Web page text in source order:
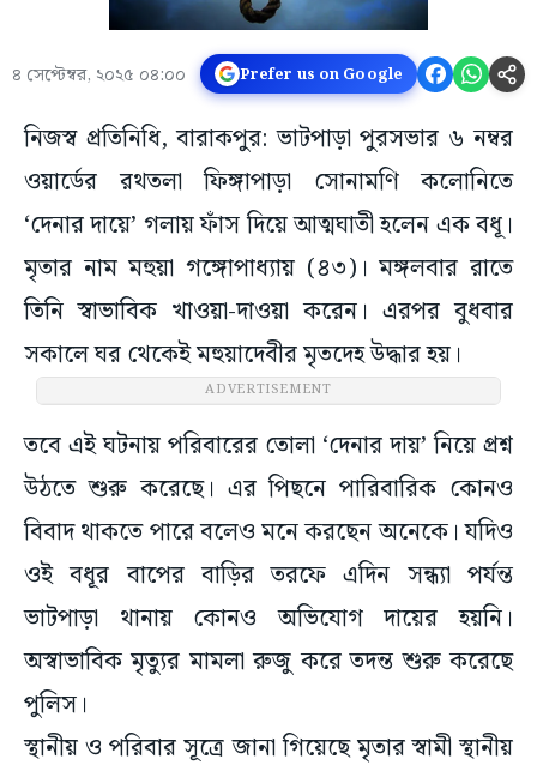
৪ সেপ্টেম্বর, ২০২৫ ০৪:০০ Prefer us on Google
নিজস্ব প্রতিনিধি, বারাকপুর: ভাটপাড়া পুরসভার ৬ নম্বর
ওয়ার্ডের রথতলা ফিঙ্গাপাড়া সোনামণি কলোনিতে
‘দেনার দায়ে’ গলায় ফাঁস দিয়ে আত্মঘাতী হলেন এক বধূ।
মৃতার নাম মহুয়া গঙ্গোপাধ্যায় (৪৩)। মঙ্গলবার রাতে
তিনি স্বাভাবিক খাওয়া-দাওয়া করেন। এরপর বুধবার
সকালে ঘর থেকেই মহুয়াদেবীর মৃতদেহ উদ্ধার হয়।
ADVERTISEMENT
তবে এই ঘটনায় পরিবারের তোলা ‘দেনার দায়’ নিয়ে প্রশ্ন
উঠতে শুরু করেছে। এর পিছনে পারিবারিক কোনও
বিবাদ থাকতে পারে বলেও মনে করছেন অনেকে। যদিও
ওই বধূর বাপের বাড়ির তরফে এদিন সন্ধ্যা পর্যন্ত
ভাটপাড়া থানায় কোনও অভিযোগ দায়ের হয়নি।
অস্বাভাবিক মৃত্যুর মামলা রুজু করে তদন্ত শুরু করেছে
পুলিস।
স্থানীয় ও পরিবার সূত্রে জানা গিয়েছে মৃতার স্বামী স্থানীয়